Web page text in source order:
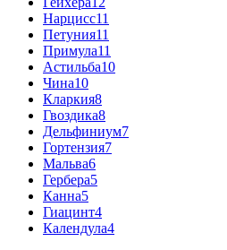
Нарцисс11
Петуния11
Примула11
Астильба10
Чина10
Кларкия8
Гвоздика8
Дельфиниум7
Гортензия7
Мальва6
Гербера5
Канна5
Гиацинт4
Календула4